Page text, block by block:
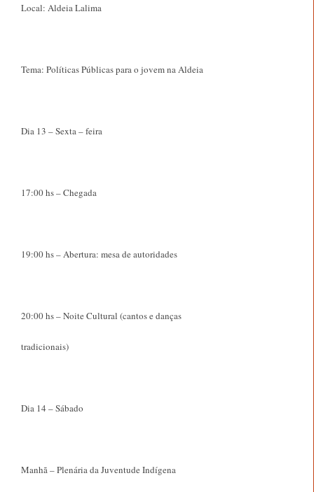
Local: Aldeia Lalima
Tema: Políticas Públicas para o jovem na Aldeia
Dia 13 – Sexta – feira
17:00 hs – Chegada
19:00 hs – Abertura: mesa de autoridades
20:00 hs – Noite Cultural (cantos e danças
tradicionais)
Dia 14 – Sábado
Manhã – Plenária da Juventude Indígena